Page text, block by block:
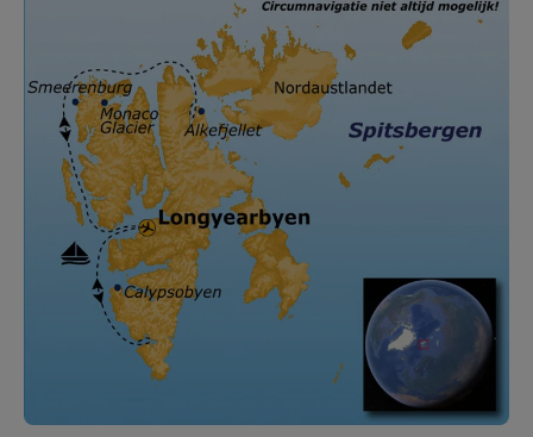
Reizen met oog voor mens, cultuur en milieu